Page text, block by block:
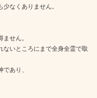
なくありません。
せん。
ないところにまで全身全霊で取
あり、